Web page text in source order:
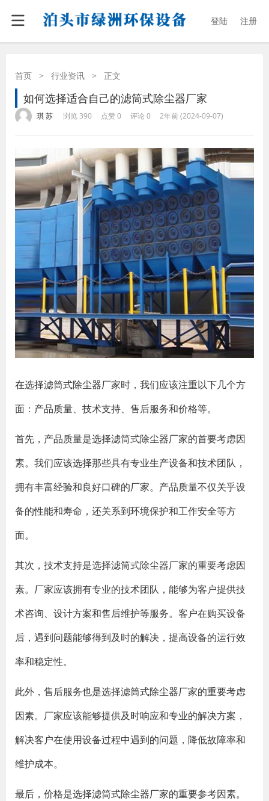
登陆 注册
首页 > 行业资讯 > 正文
如何选择适合自己的滤筒式除尘器厂家
琪 苏 浏览 390 点赞 0 评论 0 2年前 (2024-09-07)
在选择滤筒式除尘器厂家时，我们应该注重以下几个方
面：产品质量、技术支持、售后服务和价格等。
首先，产品质量是选择滤筒式除尘器厂家的首要考虑因
素。我们应该选择那些具有专业生产设备和技术团队，
拥有丰富经验和良好口碑的厂家。产品质量不仅关乎设
备的性能和寿命，还关系到环境保护和工作安全等方
面。
其次，技术支持是选择滤筒式除尘器厂家的重要考虑因
素。厂家应该拥有专业的技术团队，能够为客户提供技
术咨询、设计方案和售后维护等服务。客户在购买设备
后，遇到问题能够得到及时的解决，提高设备的运行效
率和稳定性。
此外，售后服务也是选择滤筒式除尘器厂家的重要考虑
因素。厂家应该能够提供及时响应和专业的解决方案，
解决客户在使用设备过程中遇到的问题，降低故障率和
维护成本。
最后，价格是选择滤筒式除尘器厂家的重要参考因素。